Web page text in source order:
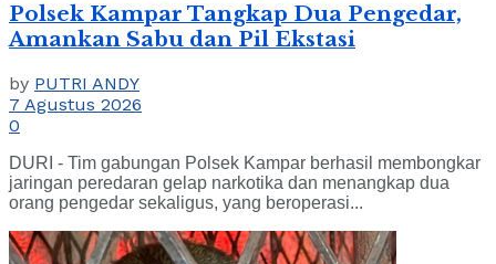
Polsek Kampar Tangkap Dua Pengedar,
Amankan Sabu dan Pil Ekstasi
by PUTRI ANDY
7 Agustus 2026
0
DURI - Tim gabungan Polsek Kampar berhasil membongkar
jaringan peredaran gelap narkotika dan menangkap dua
orang pengedar sekaligus, yang beroperasi...